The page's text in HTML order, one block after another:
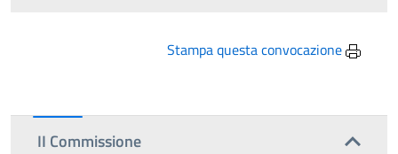
Stampa questa convocazione
II Commissione